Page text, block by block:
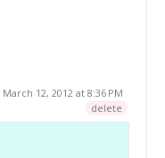
March 12, 2012 at 8:36 PM
delete